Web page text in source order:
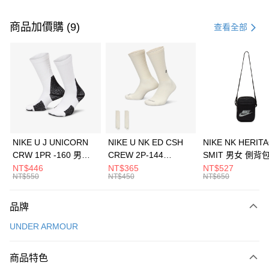
信用卡一次付款
3 期 0 利率 每期 21家銀行
合作金庫商業銀行
第一商業銀行
華南商業銀行
彰化商業銀行
上海商業儲蓄銀行
元大商業銀行
台灣樂天信用卡公司
Apple Pay
全盈+PAY
AFTEE先享後付
【關於「AFTEE先享後付」】
便利好安心！
３．安心：先確認商品／服務後，再付款。
運送方式
每筆NT$100，滿NT$1,500(含以上)免運費
商品加價購 (9) 查看全部
NIKE U J UNICORN
CRW 1PR -160 男女
中統襪 FZ3393100
NT$446
NT$550
NIKE U NK ED CSH
CREW 2P-144
EMBRDY 男女 短統襪
FZ3073133
NT$365
NT$450
NIKE NK
SMIT 男女 側背
BA5871010
NT$527
NT$650
品牌
UNDER ARMOUR
商品特色